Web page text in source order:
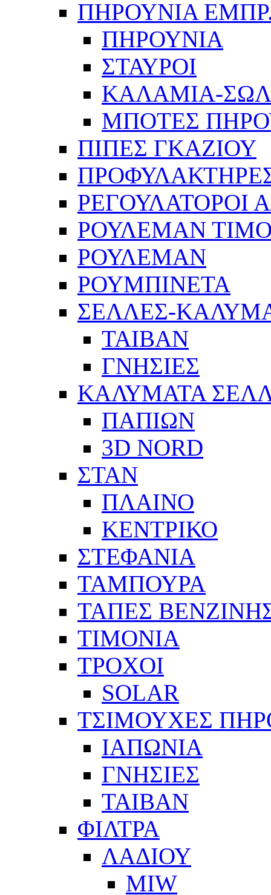
ΠΗΡΟΥΝΙΑ
ΠΗΡΟΥΝΙΑ
ΣΤΑΥΡΟΙ
ΚΑΛΑΜΙΑ-
ΜΠΟΤΕΣ
ΠΙΠΕΣ ΓΚΑΖΙΟΥ
ΡΕΓΟΥΛΑΤΟΡΟΙ
ΡΟΥΛΕΜΑΝ
ΡΟΥΛΕΜΑΝ
ΡΟΥΜΠΙΝΕΤΑ
ΣΕΛΛΕΣ-
ΤΑΙΒΑΝ
ΓΝΗΣΙΕΣ
ΚΑΛΥΜΑΤΑ
ΠΑΠΙΩΝ
3D NORD
ΣΤΑΝ
ΠΛΑΙΝΟ
ΚΕΝΤΡΙΚΟ
ΣΤΕΦΑΝΙΑ
ΤΑΜΠΟΥΡΑ
ΤΑΠΕΣ
ΤΙΜΟΝΙΑ
ΤΡΟΧΟΙ
SOLAR
ΤΣΙΜΟΥΧΕΣ
ΙΑΠΩΝΙΑ
ΓΝΗΣΙΕΣ
ΤΑΙΒΑΝ
ΦΙΛΤΡΑ
ΛΑΔΙΟΥ
MIW